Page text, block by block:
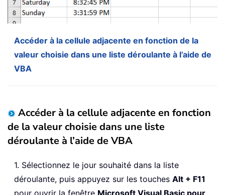
Accéder à la cellule adjacente en fonction de la
valeur choisie dans une liste déroulante à l’aide de
VBA
Accéder à la cellule adjacente en fonction
de la valeur choisie dans une liste
déroulante à l’aide de VBA
1. Sélectionnez le jour souhaité dans la liste
déroulante, puis appuyez sur les touches Alt + F11
pour ouvrir la fenêtre Microsoft Visual Basic pour